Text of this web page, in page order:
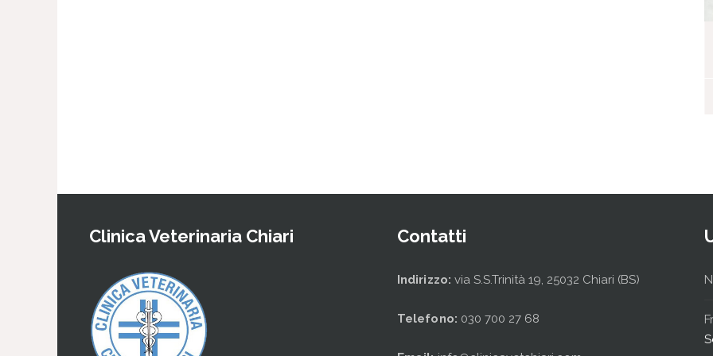
Clinica Veterinaria Chiari Contatti
Indirizzo: via S.S.Trinità 19, 25032 Chiari (BS)
Telefono: 030 700 27 68